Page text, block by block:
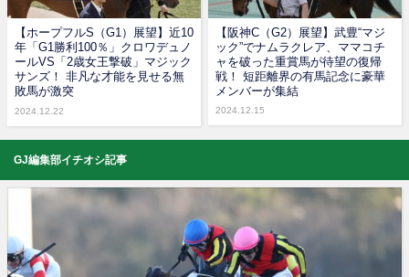
【ホープフルS（G1）展望】近10
年「G1勝利100％」クロワデュノ
ールVS「2歳女王撃破」マジック
サンズ！ 非凡な才能を見せる無
敗馬が激突
2024.12.22
【阪神C（G2）展望】武豊“マジ
ック”でナムラクレア、ママコチ
ャを破った重賞馬が待望の復帰
戦！ 短距離界の有馬記念に豪華
メンバーが集結
2024.12.15
GJ編集部イチオシ記事